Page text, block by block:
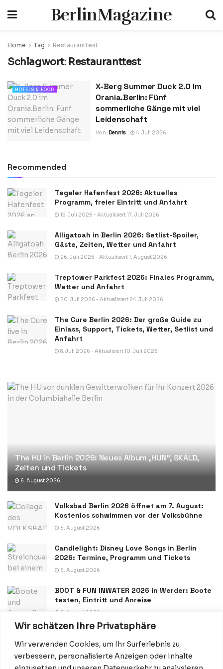
Wir schätzen Ihre Privatsphäre
Wir verwenden Cookies, um Ihr Surferlebnis zu
verbessern, personalisierte Anzeigen oder Inhalte
BerlinMagazine
Home Tag Restauranttest
Schlagwort: Restauranttest
HOTELS & FOOD
X-Berg Summer Duck 2.0 im
Orania.Berlin: Fünf
sommerliche Gänge mit viel
Leidenschaft
Von Dennis 4. Juli 2026
Recommended
Tegeler Hafenfest 2026: Aktuelles
Programm, freier Eintritt und Anfahrt
15. Juli 2026 - Aktualisiert 17. Juli 2026
Alligatoah in Berlin 2026: Setlist-Spoiler,
Gäste, Zeiten, Wetter und Anfahrt
26. Juli 2026 - Aktualisiert 1. August 2026
Treptower Parkfest 2026: Finales Programm,
Wetter und Anfahrt
20. Juli 2026 - Aktualisiert 24. Juli 2026
The Cure Berlin 2026: Der große Guide zu
Einlass, Support, Tickets, Wetter, Setlist und
Anfahrt
8. Juli 2026 - Aktualisiert 10. Juli 2026
The HU in Berlin 2026: Neues Album „HUN“, SKÁLD,
Zeiten und Tickets
6. August 2026
Volksbad Berlin 2026 öffnet am 7. August:
Kostenlos schwimmen vor der Volksbühne
6. August 2026
Candlelight: Disney Love Songs in Berlin
2026: Termine, Programm und Tickets
6. August 2026
BOOT & FUN INWATER 2026 in Werder: Boote
testen, Eintritt und Anreise
6. August 2026